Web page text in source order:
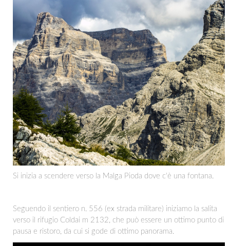
Si inizia a scendere verso la Malga Pioda dove c'è una fontana.
Seguendo il sentiero n. 556 (ex strada militare) iniziamo la salita
verso il rifugio Coldai m 2132, che può essere un ottimo punto di
pausa e ristoro, da cui si gode di ottimo panorama.